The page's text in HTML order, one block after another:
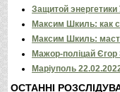
Защитой
Максим Шкиль: как
Максим Шкиль:
Мажор-поліцай Єгор
Маріуполь
ОСТАННІ